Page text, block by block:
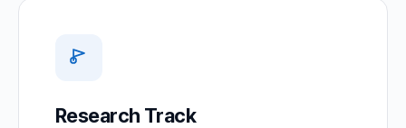
Research Track